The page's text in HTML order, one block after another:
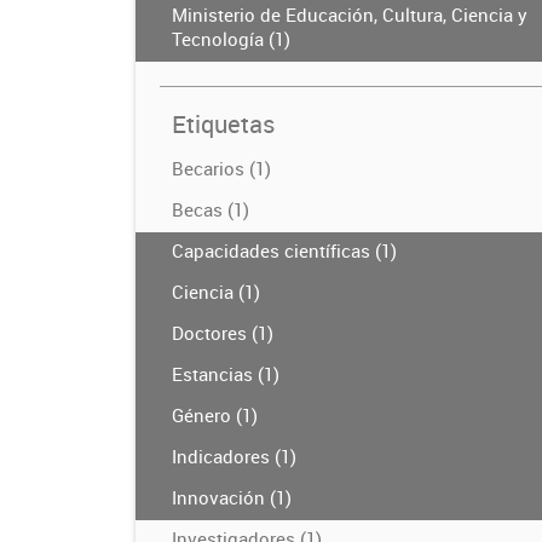
Ministerio de Educación, Cultura, Ciencia y
Tecnología (1)
Etiquetas
Becarios (1)
Becas (1)
Capacidades científicas (1)
Ciencia (1)
Doctores (1)
Estancias (1)
Género (1)
Indicadores (1)
Innovación (1)